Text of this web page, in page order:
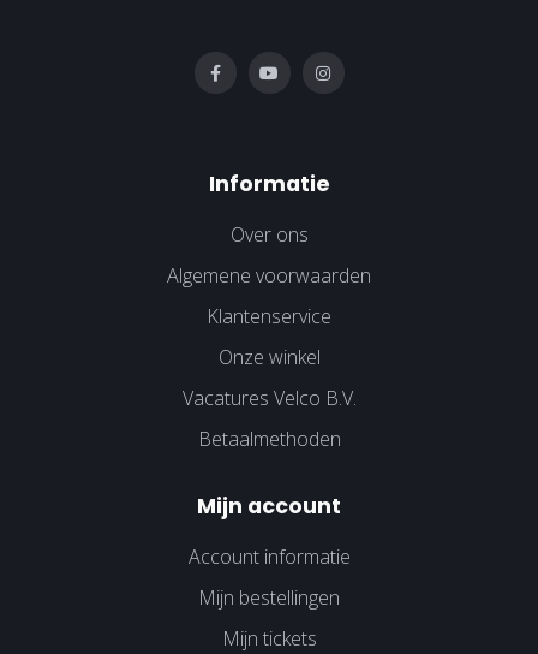
Informatie
Over ons
Algemene voorwaarden
Klantenservice
Onze winkel
Vacatures Velco B.V.
Betaalmethoden
Mijn account
Account informatie
Mijn bestellingen
Mijn tickets